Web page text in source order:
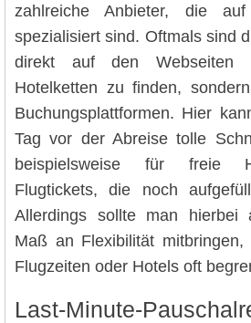
zahlreiche Anbieter, die auf
spezialisiert sind. Oftmals sind
direkt auf den Webseiten
Hotelketten zu finden,
Buchungsplattformen. Hier
Tag vor der Abreise tolle
beispielsweise für freie
Flugtickets, die noch
Allerdings sollte man hierbei
Maß an Flexibilität
Flugzeiten oder Hotels oft
Last-Minute-